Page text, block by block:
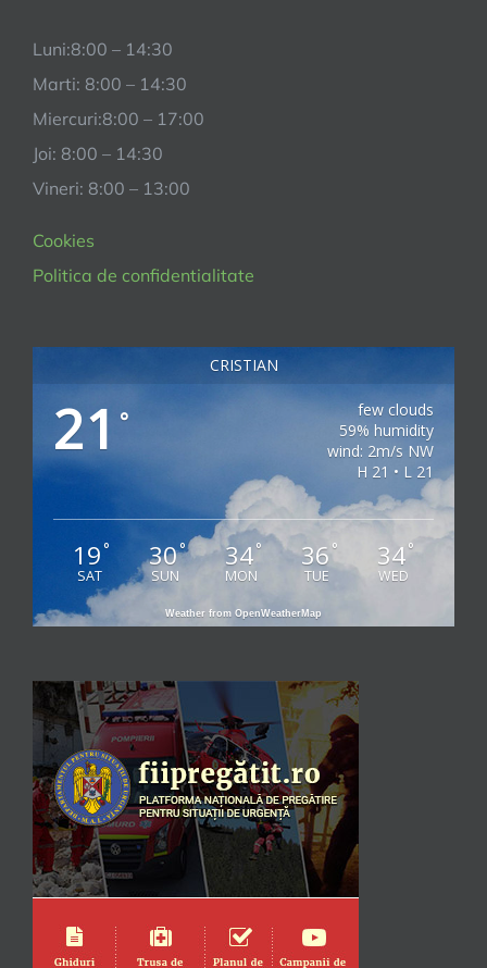
Luni:8:00 – 14:30
Marti: 8:00 – 14:30
Miercuri:8:00 – 17:00
Joi: 8:00 – 14:30
Vineri: 8:00 – 13:00
Cookies
Politica de confidentialitate
CRISTIAN
21 °
few clouds
59% humidity
wind: 2m/s NW
H 21 • L 21
19°
SAT
30°
SUN
34°
MON
36 °
TUE
34°
WED
Weather from OpenWeatherMap